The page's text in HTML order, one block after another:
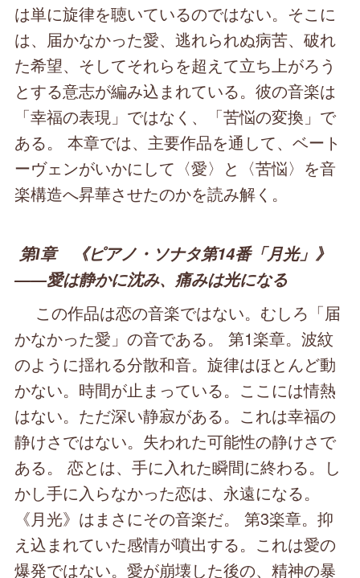
は単に旋律を聴いているのではない。そこに
は、届かなかった愛、逃れられぬ病苦、破れ
た希望、そしてそれらを超えて立ち上がろう
とする意志が編み込まれている。彼の音楽は
「幸福の表現」ではなく、「苦悩の変換」で
ある。 本章では、主要作品を通して、ベート
ーヴェンがいかにして〈愛〉と〈苦悩〉を音
楽構造へ昇華させたのかを読み解く。
第Ⅰ章 《ピアノ・ソナタ第14番「月光」》
――愛は静かに沈み、痛みは光になる
この作品は恋の音楽ではない。むしろ「届
かなかった愛」の音である。 第1楽章。波紋
のように揺れる分散和音。旋律はほとんど動
かない。時間が止まっている。ここには情熱
はない。ただ深い静寂がある。これは幸福の
静けさではない。失われた可能性の静けさで
ある。 恋とは、手に入れた瞬間に終わる。し
かし手に入らなかった恋は、永遠になる。
《月光》はまさにその音楽だ。 第3楽章。抑
え込まれていた感情が噴出する。これは愛の
爆発ではない。愛が崩壊した後の、精神の暴